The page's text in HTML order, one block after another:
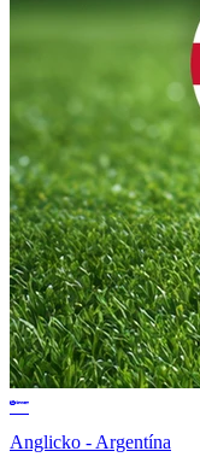
Anglicko - Argentína